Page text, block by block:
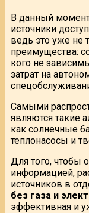
В данный
источники
ведь это уже не
преимущества:
кого не
затрат на
Самыми
являются такие
как солнечные
теплонасосы и
Для того, чтобы
информацией,
источников в
без газа и
эффективная и